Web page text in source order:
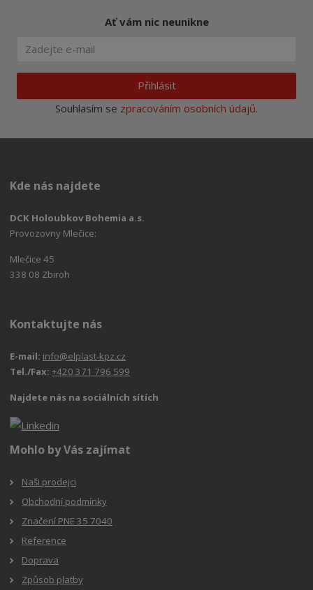
Ať vám nic neunikne
Přihlásit
Souhlasím se zpracováním osobních údajů.
Kde nás najdete
DCK Holoubkov Bohemia a.s.
Provozovny Mlečice:
Mlečice 45
338 08 Zbiroh
Kontaktujte nás
E-mail: info@elplast-kpz.cz
Tel./Fax:+420 371 796 599
Najdete nás na sociálních sítích
Mohlo by Vás zajímat
Naši prodejci
Obchodní podmínky
Značení PNE 35 7040
Reference
Doprava
Způsob platby